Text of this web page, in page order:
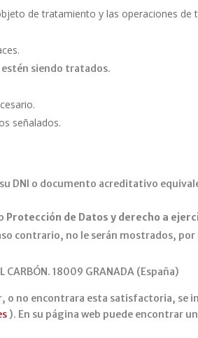
de tratamiento y las operaciones de
estén siendo tratados.
señalados.
DNI o documento acreditativo
Protección de Datos y derecho a
contrario, no le serán mostrados,
CARBÓN. 18009 GRANADA (España)
o no encontrara esta satisfactoria, se
). En su página web puede encontrar